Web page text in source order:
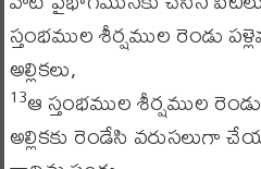
స్తంభముల శీర్షముల రెండు
అల్లికలు,
13ఆ స్తంభముల శీర్షముల రెండు
అల్లికకు రెండేసి వరుసలుగా